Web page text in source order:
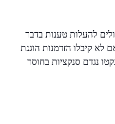
להעלות טענות בדבר
לא קיבלו הזדמנות הוגנת
נגדם סנקציות בחוסר